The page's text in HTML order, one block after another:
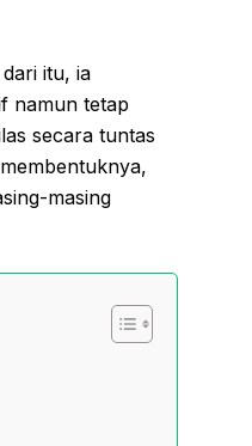
itu, ia
namun tetap
secara tuntas
masing